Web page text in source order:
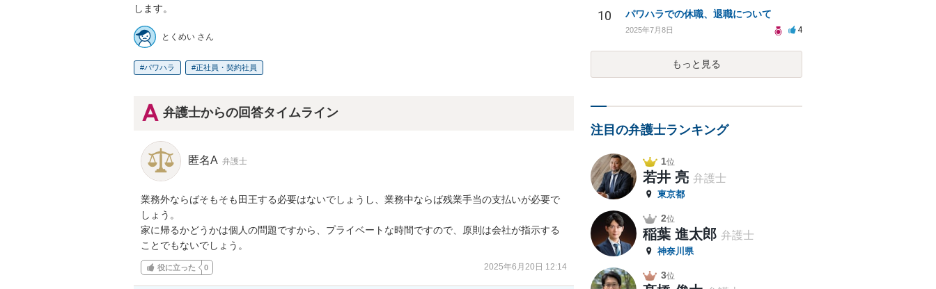
します。
とくめい さん
パワハラ 正社員・契約社員
弁護士からの回答タイムライン
匿名A 弁護士
業務外ならばそもそも田王する必要はないでしょうし、業務中ならば残業手当の支払いが必要で
しょう。
家に帰るかどうかは個人の問題ですから、プライベートな時間ですので、原則は会社が指示する
ことでもないでしょう。
役に立った 0 2025年6月20日 12:14
10 パワハラでの休職、退職について
2025年7月8日 4
もっと見る
注目の弁護士ランキング
1位
若井 亮 弁護士
東京都
2位
稲葉 進太郎 弁護士
神奈川県
3位